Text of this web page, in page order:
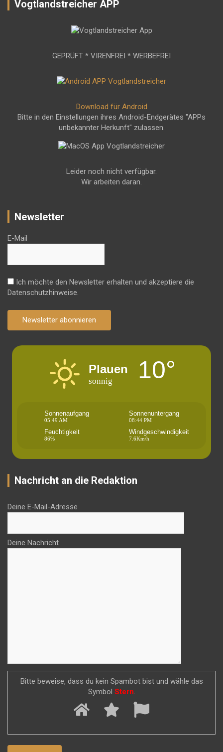
Vogtlandstreicher APP
GEPRÜFT * VIRENFREI * WERBEFREI
Download für Android
Bitte in den Einstellungen ihres Android-Endgerätes "APPs
unbekannter Herkunft" zulassen.
Leider noch nicht verfügbar.
Wir arbeiten daran.
Newsletter
E-Mail
Ich möchte den Newsletter erhalten und akzeptiere die
Datenschutzhinweise.
Newsletter abonnieren
Plauen
sonnig 10°
Sonnenaufgang
05:49 AM
Sonnenuntergang
08:44 PM
Feuchtigkeit
86%
Windgeschwindigkeit
7.6Km/h
Nachricht an die Redaktion
Deine E-Mail-Adresse
Deine Nachricht
Bitte beweise, dass du kein Spambot bist und wähle das
Symbol Stern.